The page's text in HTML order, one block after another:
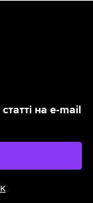
на e-mail